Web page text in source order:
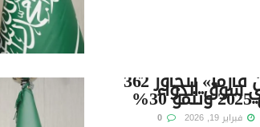
مبيعات «أفالون فارما» تتجاوز 362 سوق الدواء
فبراير 19, 2026